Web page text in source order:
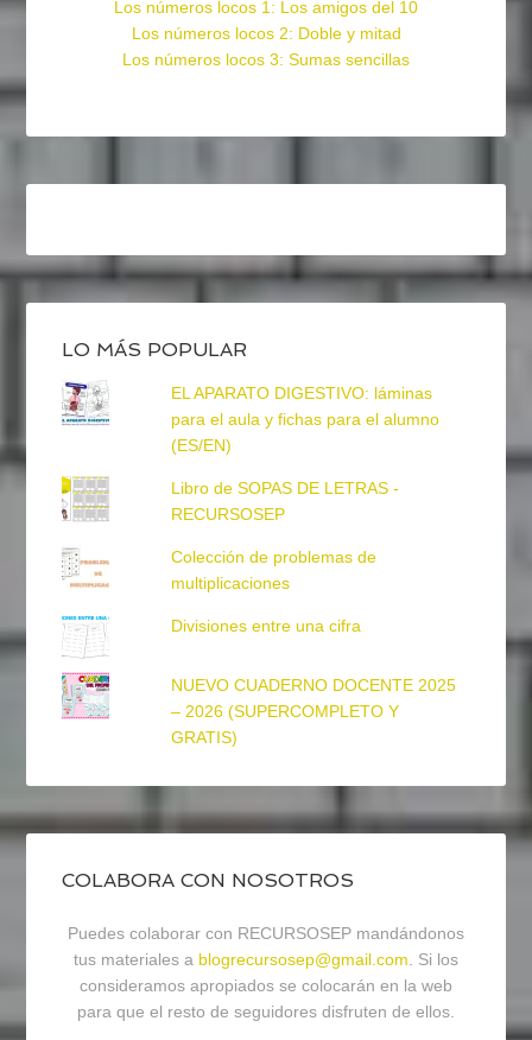
Los números locos 1: Los amigos del 10
Los números locos 2: Doble y mitad
Los números locos 3: Sumas sencillas
LO MÁS POPULAR
EL APARATO DIGESTIVO: láminas
para el aula y fichas para el alumno
(ES/EN)
Libro de SOPAS DE LETRAS -
RECURSOSEP
Colección de problemas de
multiplicaciones
Divisiones entre una cifra
NUEVO CUADERNO DOCENTE 2025
– 2026 (SUPERCOMPLETO Y
GRATIS)
COLABORA CON NOSOTROS
Puedes colaborar con RECURSOSEP mandándonos
tus materiales a blogrecursosep@gmail.com. Si los
consideramos apropiados se colocarán en la web
para que el resto de seguidores disfruten de ellos.